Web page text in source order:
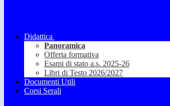
Didattica
Panoramica
Offerta formativa
Esami di stato a.s. 2025-26
Libri di Testo 2026/2027
Documenti Utili
Corsi Serali